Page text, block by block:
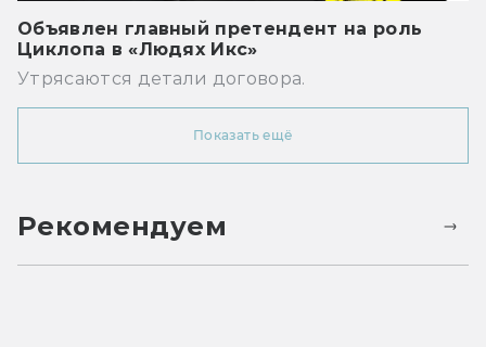
Объявлен главный претендент на роль
Циклопа в «Людях Икс»
Утрясаются детали договора.
Показать ещё
Рекомендуем